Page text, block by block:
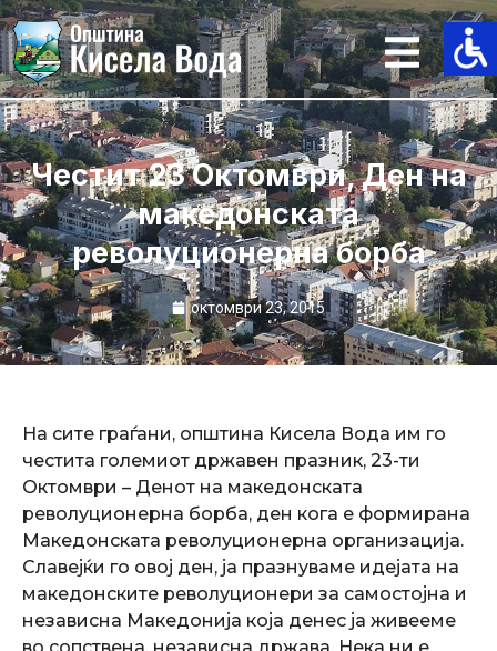
Skip
to
content
Честит 23 Октомври, Ден на
македонската
револуционерна борба
октомври 23, 2015
На сите граѓани, општина Кисела Вода им го
честита големиот државен празник, 23-ти
Октомври – Денот на македонската
револуционерна борба, ден кога е формирана
Македонската револуционерна организација.
Славејќи го овој ден, ја празнуваме идејата на
македонските револуционери за самостојна и
независна Македонија која денес ја живееме